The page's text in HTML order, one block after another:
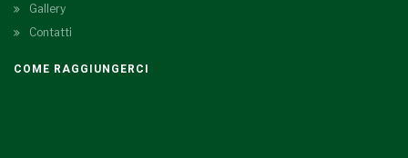
Gallery
Contatti
COME RAGGIUNGERCI